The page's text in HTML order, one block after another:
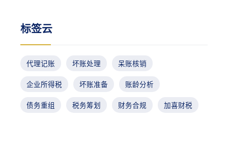
标签云
代理记账 坏账处理 呆账核销
企业所得税 坏账准备 账龄分析
债务重组 税务筹划 财务合规 加喜财税